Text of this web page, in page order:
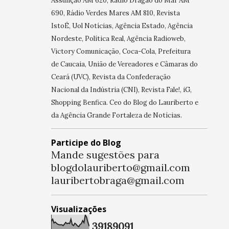
690, Rádio Verdes Mares AM 810, Revista
IstoÉ, Uol Notícias, Agência Estado, Agência
Nordeste, Política Real, Agência Radioweb,
Victory Comunicação, Coca-Cola, Prefeitura
de Caucaia, União de Vereadores e Câmaras do
Ceará (UVC), Revista da Confederação
Nacional da Indústria (CNI), Revista Fale!, iG,
Shopping Benfica. Ceo do Blog do Lauriberto e
da Agência Grande Fortaleza de Notícias.
Participe do Blog
Mande sugestões para
blogdolauriberto@gmail.com
lauribertobraga@gmail.com
Visualizações
39189091